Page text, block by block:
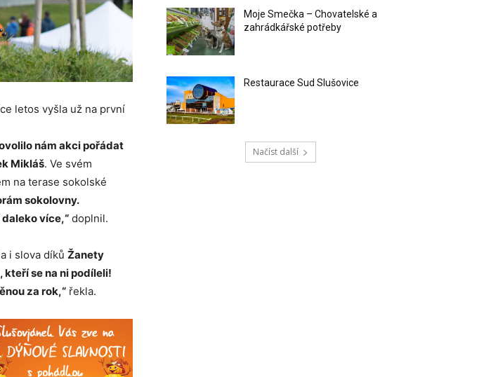
letos vyšla už na první
nám akci pořádat
Mikláš. Ve svém
na terase sokolské
sokolovny.
více,“ doplnil.
i slova díků Žanety
kteří se na ni podíleli!
za rok,“ řekla.
Moje Smečka – Chovatelské a
zahrádkářské potřeby
Restaurace Sud Slušovice
Načíst další